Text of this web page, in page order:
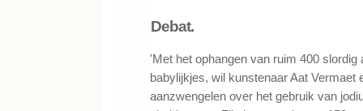
Debat.
'Met het ophangen van ruim 400 slordig
babylijkjes, wil kunstenaar Aat Vermaet
aanzwengelen over het gebruik van